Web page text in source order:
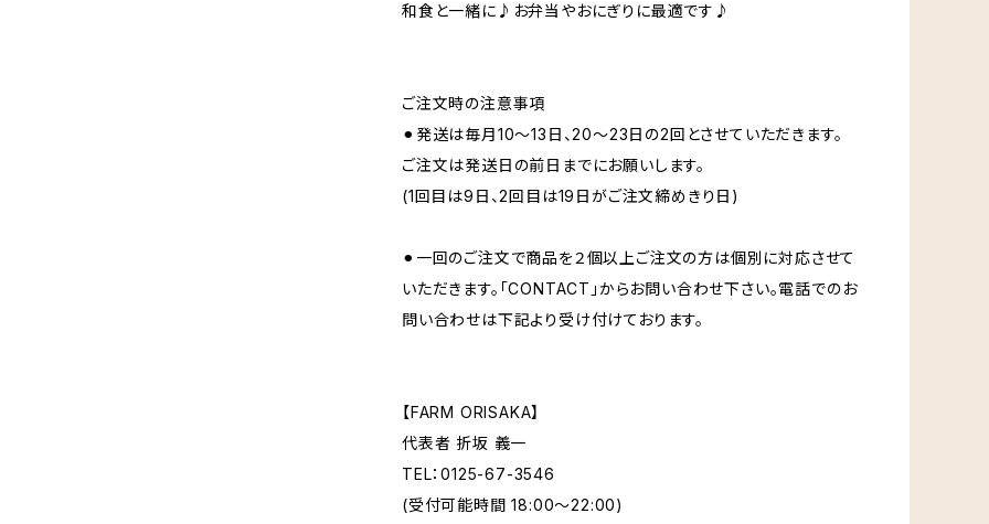
和食と一緒に♪お弁当やおにぎりに最適です♪
ご注文時の注意事項
⚫︎発送は毎月10〜13日、20〜23日の2回とさせていただきます。
ご注文は発送日の前日までにお願いします。
(1回目は9日、2回目は19日がご注文締めきり日)
⚫︎一回のご注文で商品を２個以上ご注文の方は個別に対応させて
いただきます。「CONTACT」からお問い合わせ下さい。電話でのお
問い合わせは下記より受け付けております。
【FARM ORISAKA】
代表者 折坂 義一
TEL：0125-67-3546
(受付可能時間 18:00〜22:00)